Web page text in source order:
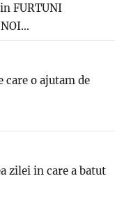
FURTUNI
care o ajutam de
zilei in care a batut